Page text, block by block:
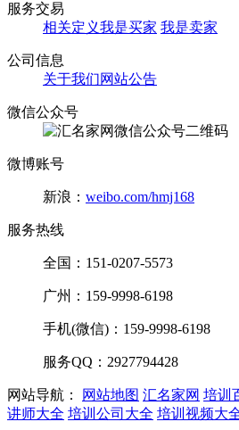
服务交易
相关定义我是买家 我是卖家
公司信息
关于我们网站公告
微信公众号
微博账号
新浪： weibo.com/hmj168
服务热线
全国：151-0207-5573
广州：159-9998-6198
手机(微信)：159-9998-6198
服务QQ：2927794428
网站导航： 网站地图 汇名家网 培训
讲师大全 培训公司大全 培训视频大